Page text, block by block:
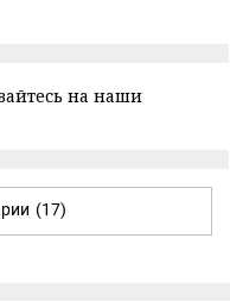
на наши
(17)